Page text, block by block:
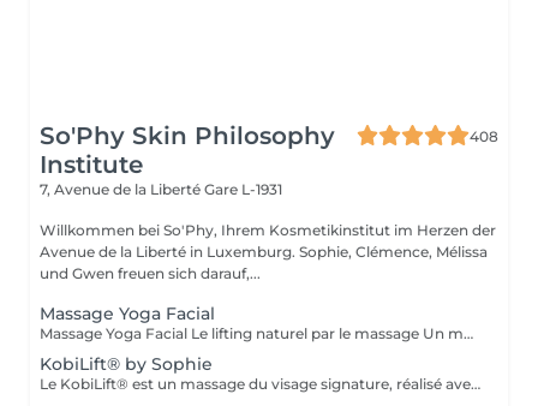
So'Phy Skin Philosophy
Institute
408
7, Avenue de la Liberté Gare L-1931
Willkommen bei So'Phy, Ihrem Kosmetikinstitut im Herzen der
Avenue de la Liberté in Luxemburg. Sophie, Clémence, Mélissa
und Gwen freuen sich darauf,...
Massage Yoga Facial
Massage Yoga Facial Le lifting naturel par le massage Un massage du visage dynamique et profond qui stimule les muscles et relance les circulations pour redessiner les contours du visage. Grâce à des manuvres expertes et à l'utilisation d'outils spécifiques comme le Gua Sha et les Mushrooms, ce soin agit à la fois sur la tonicité de la peau et la détente des tensions faciales. Il permet de lisser les traits, d'illuminer le teint et de révéler un visage plus reposé et naturellement sculpté. Un soin idéal pour celles et ceux qui recherchent un effet visible, tout en profitant d'un moment de relâchement profond. Comme chaque soin chez So'Phy, le massage est adapté en fonction des besoins de votre peau et des tensions observées.
KobiLift® by Sophie
Le KobiLift® est un massage du visage signature, réalisé avec une gestuelle précise et rythmée visant à stimuler les muscles, relancer les circulations et libérer les tensions. Il agit en profondeur pour redessiner les contours du visage, lisser les traits et raviver l'éclat de la peau, tout en procurant un effet liftant naturel. Le KobiLift est proposé seul, pour un effet immédiat, ou intégré dans un soin du visage complet afin d'en renforcer les résultats et d'améliorer la qualité de la peau. À la fois tonique et relaxant, ce soin offre un véritable moment de lâcher-prise tout en apportant des résultats visibles. Idéal pour celles et ceux qui recherchent un visage plus lisse, plus lumineux et naturellement raffermi.